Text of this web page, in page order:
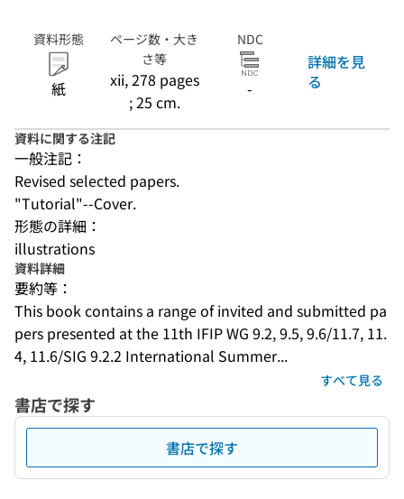
資料形態
紙
ページ数・大き
さ等
xii, 278 pages
; 25 cm.
NDC
-
詳細を見
る
資料に関する注記
一般注記：
Revised selected papers.
"Tutorial"--Cover.
形態の詳細：
illustrations
資料詳細
要約等：
This book contains a range of invited and submitted pa
pers presented at the 11th IFIP WG 9.2, 9.5, 9.6/11.7, 11.
4, 11.6/SIG 9.2.2 International Summer...
すべて見る
書店で探す
書店で探す